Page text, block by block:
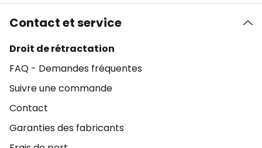
Contact et service
Droit de rétractation
FAQ - Demandes fréquentes
Suivre une commande
Contact
Garanties des fabricants